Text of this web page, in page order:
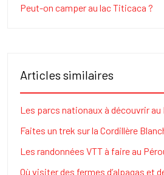
Peut-on camper au lac Titicaca ?
Articles similaires
Les parcs nationaux à découvrir au
Faites un trek sur la Cordillère
Les randonnées VTT à faire au
Où visiter des fermes d’alpagas et